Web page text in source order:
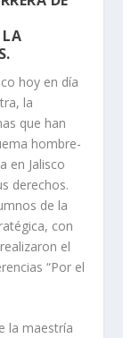
LA
hoy en día
la
que han
hombre-
en Jalisco
derechos.
de la
con
el
“Por el
la maestría